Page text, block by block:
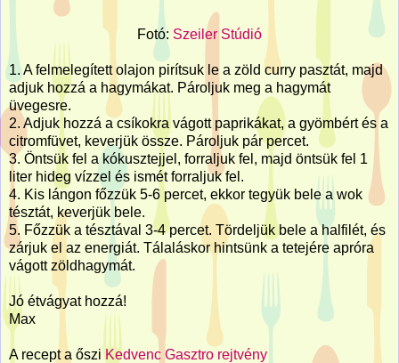
Fotó: Szeiler Stúdió
1. A felmelegített olajon pirítsuk le a zöld curry pasztát, majd
adjuk hozzá a hagymákat. Pároljuk meg a hagymát
üvegesre.
2. Adjuk hozzá a csíkokra vágott paprikákat, a gyömbért és a
citromfüvet, keverjük össze. Pároljuk pár percet.
3. Öntsük fel a kókusztejjel, forraljuk fel, majd öntsük fel 1
liter hideg vízzel és ismét forraljuk fel.
4. Kis lángon főzzük 5-6 percet, ekkor tegyük bele a wok
tésztát, keverjük bele.
5. Főzzük a tésztával 3-4 percet. Tördeljük bele a halfilét, és
zárjuk el az energiát. Tálaláskor hintsünk a tetejére apróra
vágott zöldhagymát.
Jó étvágyat hozzá!
Max
A recept a ősziKedvenc Gasztro rejtvény